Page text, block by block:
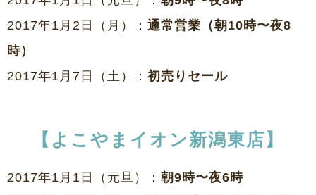
2017年1月2日（月）： 通常営業（朝10時〜夜8
時）
2017年1月7日（土）： 初売りセール
【よこやまイオン新潟東店】
2017年1月1日（元旦）： 朝9時〜夜6時